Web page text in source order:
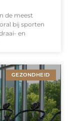
de meest
bij sporten
en
GEZONDHEID